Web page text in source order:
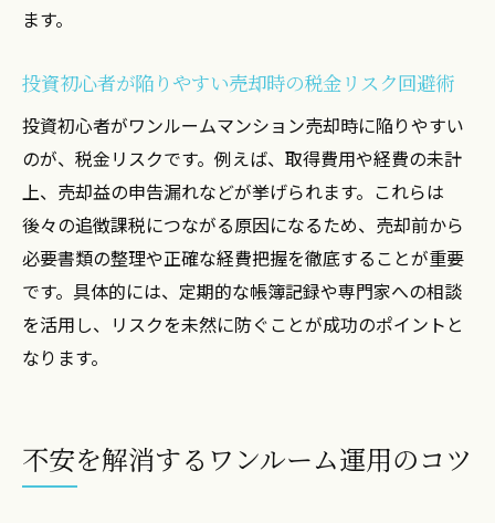
ます。
投資初心者が陥りやすい売却時の税金リスク回避術
投資初心者がワンルームマンション売却時に陥りやすい
のが、税金リスクです。例えば、取得費用や経費の未計
上、売却益の申告漏れなどが挙げられます。これらは
後々の追徴課税につながる原因になるため、売却前から
必要書類の整理や正確な経費把握を徹底することが重要
です。具体的には、定期的な帳簿記録や専門家への相談
を活用し、リスクを未然に防ぐことが成功のポイントと
なります。
不安を解消するワンルーム運用のコツ